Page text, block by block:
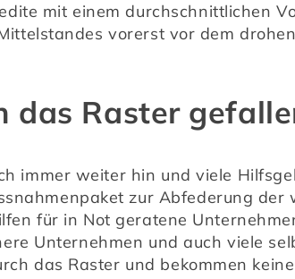
mit einem durchschnittlichen
vorerst vor dem
das Raster
immer weiter hin und viele
zur Abfederung der
für in Not geratene
Unternehmen und auch viele
das Raster und bekommen